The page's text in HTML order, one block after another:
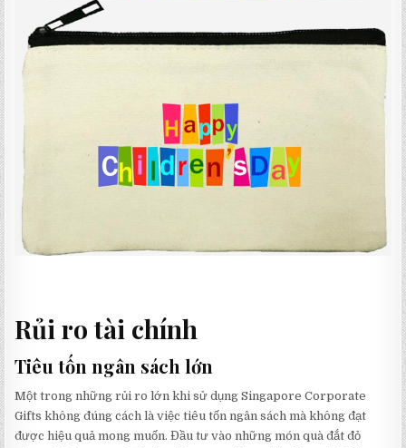
Rủi ro tài chính
Tiêu tốn ngân sách lớn
Một trong những rủi ro lớn khi sử dụng Singapore Corporate
Gifts không đúng cách là việc tiêu tốn ngân sách mà không đạt
được hiệu quả mong muốn. Đầu tư vào những món quà đắt đỏ